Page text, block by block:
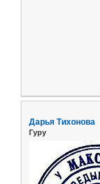
Дарья Тихонова
Гуру